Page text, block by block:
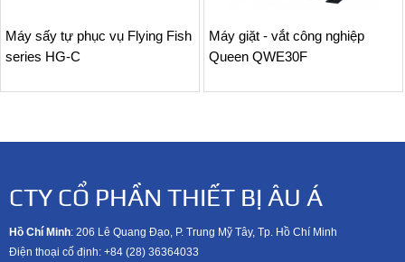
Máy sấy tự phục vụ Flying Fish
series HG-C
Máy giặt - vắt công nghiệp
Queen QWE30F
CTY CỔ PHẦN THIẾT BỊ ÂU Á
Hồ Chí Minh: 206 Lê Quang Đạo, P. Trung Mỹ Tây, Tp. Hồ Chí Minh
Điện thoại cố định: +84 (28) 36364033